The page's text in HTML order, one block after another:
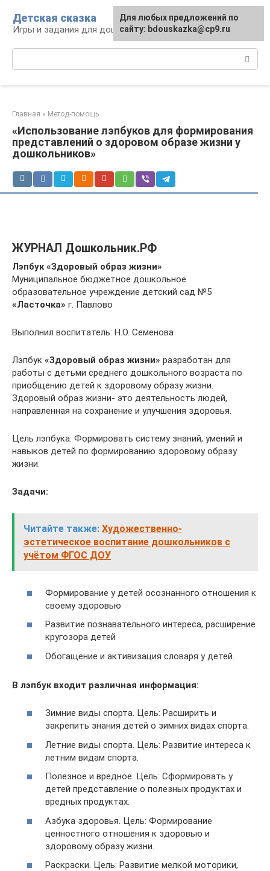
контенту
Детская сказка
Игры и задания для дошкольников
Главная » Метод-помощь
«Использование лэпбуков для формирования
представлений о здоровом образе жизни у
дошкольников»
ЖУРНАЛ Дошкольник.РФ
Лэпбук «Здоровый образ жизни»
Муниципальное бюджетное дошкольное
образовательное учреждение детский сад №5
«Ласточка» г. Павлово
Выполнил воспитатель: Н.О. Семенова
Лэпбук «Здоровый образ жизни» разработан для
работы с детьми среднего дошкольного возраста по
приобщению детей к здоровому образу жизни.
Здоровый образ жизни- это деятельность людей,
направленная на сохранение и улучшения здоровья.
Цель лэпбука: Формировать систему знаний, умений и
навыков детей по формированию здоровому образу
жизни.
Задачи:
Читайте также: Художественно-
эстетическое воспитание дошкольников с
учётом ФГОС ДОУ
Формирование у детей осознанного отношения к
своему здоровью
Развитие познавательного интереса, расширение
кругозора детей
Обогащение и активизация словаря у детей.
В лэпбук входит различная информация:
Зимние виды спорта. Цель: Расширить и
закрепить знания детей о зимних видах спорта.
Летние виды спорта. Цель: Развитие интереса к
летним видам спорта.
Полезное и вредное. Цель: Сформировать у
детей представление о полезных продуктах и
вредных продуктах.
Азбука здоровья. Цель: Формирование
ценностного отношения к здоровью и
здоровому образу жизни.
Раскраски. Цель: Развитие мелкой моторики,
Для любых предложений по
сайту: bdouskazka@cp9.ru